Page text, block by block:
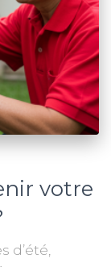
votre
d’été,